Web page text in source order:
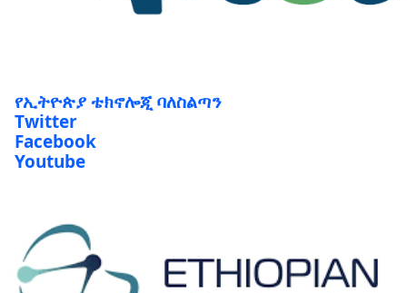
የኢትዮጵያ ቴክኖሎጂ ባለስልጣን
Twitter
Facebook
Youtube